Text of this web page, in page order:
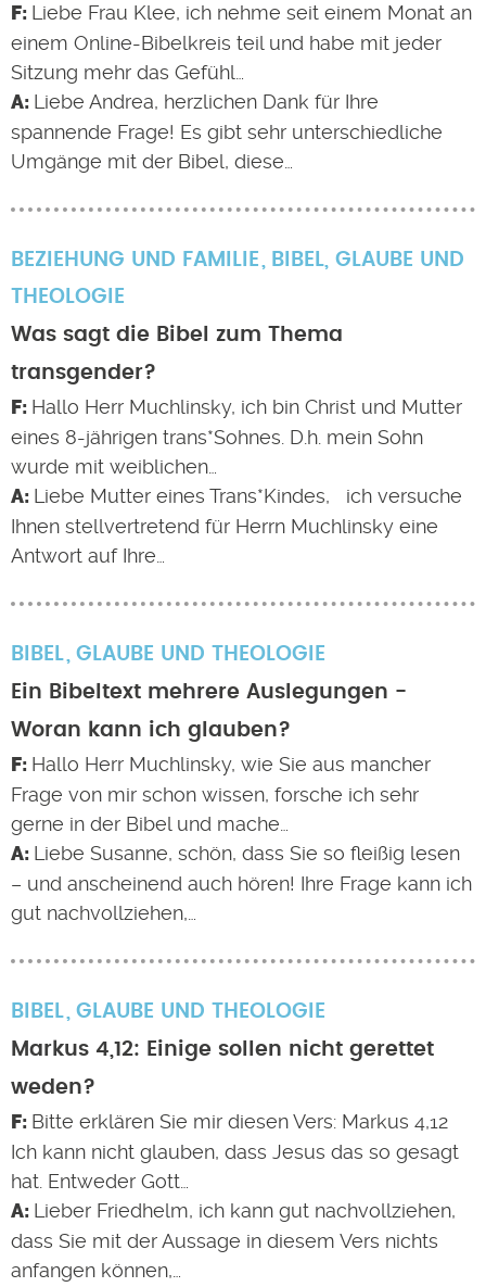
Liebe Frau Klee, ich nehme seit einem Monat an
einem Online-Bibelkreis teil und habe mit jeder
Sitzung mehr das Gefühl…
Liebe Andrea, herzlichen Dank für Ihre
spannende Frage! Es gibt sehr unterschiedliche
Umgänge mit der Bibel, diese…
BEZIEHUNG UND FAMILIE BIBEL, GLAUBE UND
THEOLOGIE
Was sagt die Bibel zum Thema
transgender?
Hallo Herr Muchlinsky, ich bin Christ und Mutter
eines 8-jährigen trans*Sohnes. D.h. mein Sohn
wurde mit weiblichen…
Liebe Mutter eines Trans*Kindes, ich versuche
Ihnen stellvertretend für Herrn Muchlinsky eine
Antwort auf Ihre…
BIBEL GLAUBE UND THEOLOGIE
Ein Bibeltext mehrere Auslegungen -
Woran kann ich glauben?
Hallo Herr Muchlinsky, wie Sie aus mancher
Frage von mir schon wissen, forsche ich sehr
gerne in der Bibel und mache…
Liebe Susanne, schön, dass Sie so fleißig lesen
– und anscheinend auch hören! Ihre Frage kann ich
gut nachvollziehen,…
BIBEL GLAUBE UND THEOLOGIE
Markus 4,12: Einige sollen nicht gerettet
weden?
Bitte erklären Sie mir diesen Vers: Markus 4,12
Ich kann nicht glauben, dass Jesus das so gesagt
hat. Entweder Gott…
Lieber Friedhelm, ich kann gut nachvollziehen,
dass Sie mit der Aussage in diesem Vers nichts
anfangen können,…